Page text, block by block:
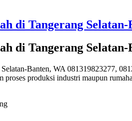
di Tangerang Selatan-
di Tangerang Selatan-
Banten, WA 081319823277,
proses produksi industri maupun